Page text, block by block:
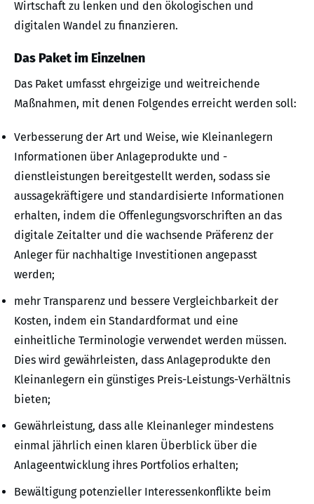
Wirtschaft zu lenken und den ökologischen und
digitalen Wandel zu finanzieren.
Das Paket im Einzelnen
Das Paket umfasst ehrgeizige und weitreichende
Maßnahmen, mit denen Folgendes erreicht werden soll:
Verbesserung der Art und Weise, wie Kleinanlegern
Informationen über Anlageprodukte und -
dienstleistungen bereitgestellt werden, sodass sie
aussagekräftigere und standardisierte Informationen
erhalten, indem die Offenlegungsvorschriften an das
digitale Zeitalter und die wachsende Präferenz der
Anleger für nachhaltige Investitionen angepasst
werden;
mehr Transparenz und bessere Vergleichbarkeit der
Kosten, indem ein Standardformat und eine
einheitliche Terminologie verwendet werden müssen.
Dies wird gewährleisten, dass Anlageprodukte den
Kleinanlegern ein günstiges Preis-Leistungs-Verhältnis
bieten;
Gewährleistung, dass alle Kleinanleger mindestens
einmal jährlich einen klaren Überblick über die
Anlageentwicklung ihres Portfolios erhalten;
Bewältigung potenzieller Interessenkonflikte beim